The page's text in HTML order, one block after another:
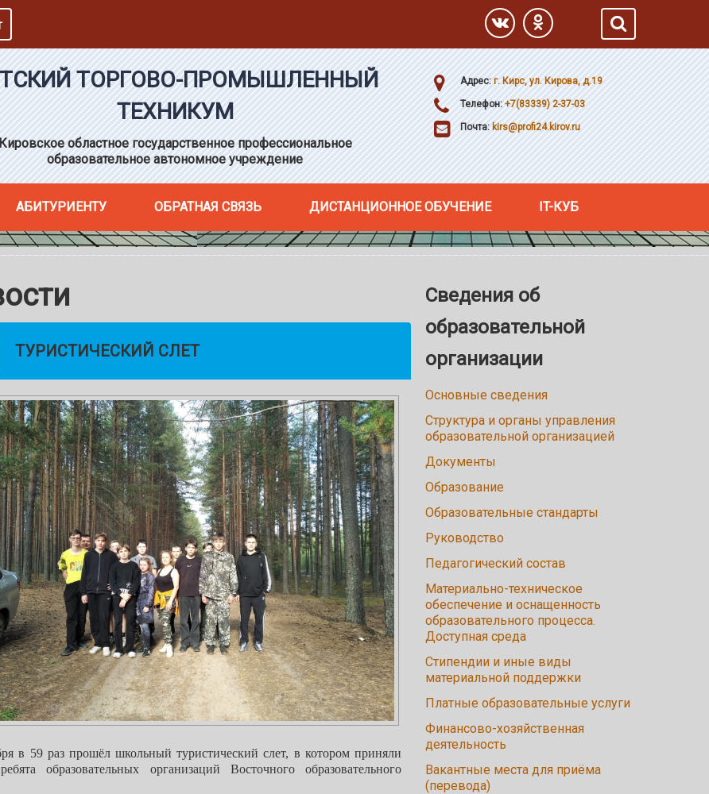
ТОРГОВО-ПРОМЫШЛЕННЫЙ
ТЕХНИКУМ
Кировское областное государственное профессиональное
образовательное автономное учреждение
Адрес: г. Кирс, ул. Кирова, д.19
Телефон: +7(83339) 2-37-03
Почта: kirs@profi24.kirov.ru
АБИТУРИЕНТУ ОБРАТНАЯ СВЯЗЬ ДИСТАНЦИОННОЕ ОБУЧЕНИЕ IT-КУБ
ТУРИСТИЧЕСКИЙ СЛЕТ
в 59 раз прошёл школьный туристический слет, в котором приняли
образовательных организаций Восточного образовательного
Сведения об
образовательной
организации
Основные сведения
Структура и органы управления
образовательной организацией
Документы
Образование
Образовательные стандарты
Руководство
Педагогический состав
Материально-техническое
обеспечение и оснащенность
образовательного процесса.
Доступная среда
Стипендии и иные виды
материальной поддержки
Платные образовательные услуги
Финансово-хозяйственная
деятельность
Вакантные места для приёма
(перевода)